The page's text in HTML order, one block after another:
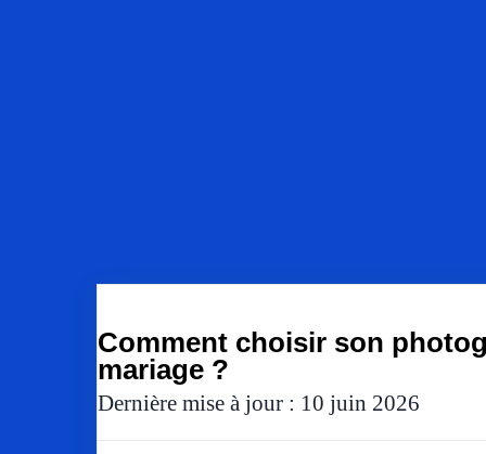
Comment choisir son
mariage ?
Dernière mise à jour : 10 juin 2026